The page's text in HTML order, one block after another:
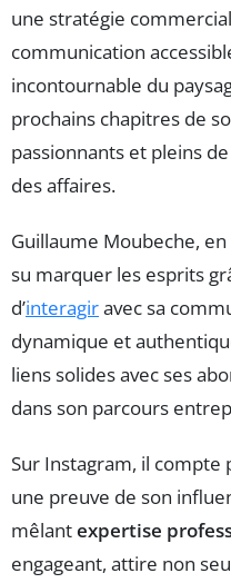
une stratégie
communication
incontournable du
prochains chapitres de
passionnants et pleins
des affaires.
Guillaume Moubeche,
su marquer les esprits
d’interagiravec sa
dynamique et
liens solides avec ses
dans son parcours
Sur Instagram, il compte
une preuve de son
mêlantexpertise
engageant, attire non